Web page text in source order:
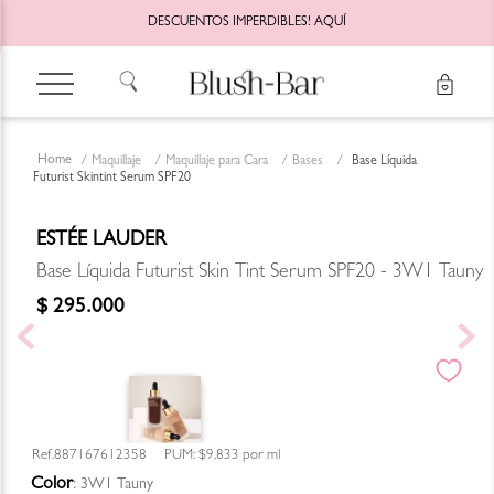
DESCUENTOS IMPERDIBLES! AQUÍ
Maquillaje Maquillaje para Cara Bases
Base Líquida
Futurist Skintint Serum SPF20
ESTÉE LAUDER
Base Líquida Futurist Skin Tint Serum SPF20 - 3W1 Tauny
$ 295.000
887167612358 PUM: $9.833 por ml
Color: 3W1 Tauny